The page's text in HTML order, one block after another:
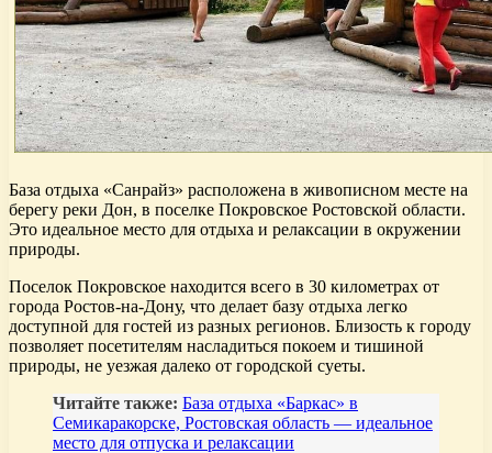
База отдыха «Санрайз» расположена в живописном месте на
берегу реки Дон, в поселке Покровское Ростовской области.
Это идеальное место для отдыха и релаксации в окружении
природы.
Поселок Покровское находится всего в 30 километрах от
города Ростов-на-Дону, что делает базу отдыха легко
доступной для гостей из разных регионов. Близость к городу
позволяет посетителям насладиться покоем и тишиной
природы, не уезжая далеко от городской суеты.
Читайте также: База отдыха «Баркас» в
Семикаракорске, Ростовская область — идеальное
место для отпуска и релаксации